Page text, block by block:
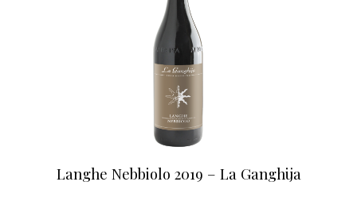
Langhe Nebbiolo 2019 – La Ganghija